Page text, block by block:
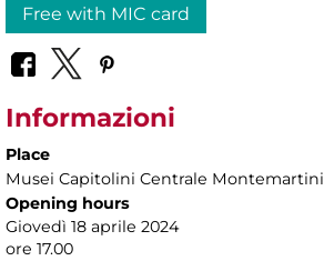
Free with MIC card
Informazioni
Place
Musei Capitolini Centrale Montemartini
Opening hours
Giovedì 18 aprile 2024
ore 17.00